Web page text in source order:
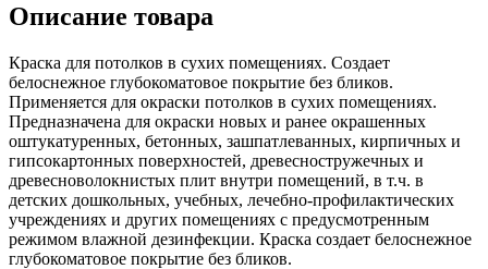
Описание товара
Краска для потолков в сухих помещениях. Создает
белоснежное глубокоматовое покрытие без бликов.
Применяется для окраски потолков в сухих помещениях.
Предназначена для окраски новых и ранее окрашенных
оштукатуренных, бетонных, зашпатлеванных, кирпичных и
гипсокартонных поверхностей, древесностружечных и
древесноволокнистых плит внутри помещений, в т.ч. в
детских дошкольных, учебных, лечебно-профилактических
учреждениях и других помещениях с предусмотренным
режимом влажной дезинфекции. Краска создает белоснежное
глубокоматовое покрытие без бликов.